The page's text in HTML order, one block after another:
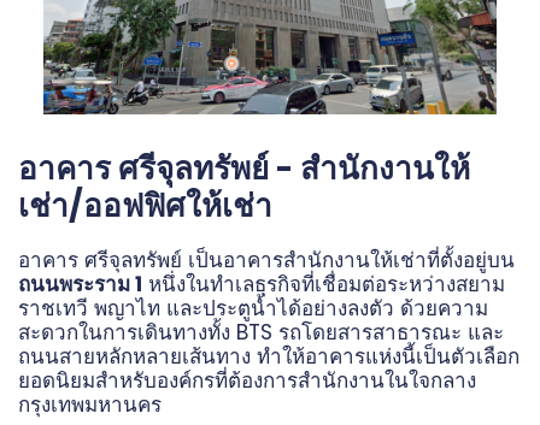
อาคาร ศรีจุลทรัพย์ - สำนักงานให้
เช่า/ออฟฟิศให้เช่า
อาคาร ศรีจุลทรัพย์ เป็นอาคารสำนักงานให้เช่าที่ตั้งอยู่บน
ถนนพระราม 1 หนึ่งในทำเลธุรกิจที่เชื่อมต่อระหว่างสยาม
ราชเทวี พญาไท และประตูน้ำได้อย่างลงตัว ด้วยความ
สะดวกในการเดินทางทั้ง BTS รถโดยสารสาธารณะ และ
ถนนสายหลักหลายเส้นทาง ทำให้อาคารแห่งนี้เป็นตัวเลือก
ยอดนิยมสำหรับองค์กรที่ต้องการสำนักงานในใจกลาง
กรุงเทพมหานคร